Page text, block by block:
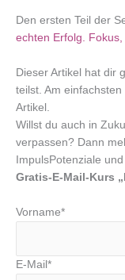
Den ersten Teil der
echten Erfolg.
Dieser Artikel hat dir
teilst. Am
Artikel.
Willst du auch in
verpassen? Dann
ImpulsPotenziale
Gratis-E-Mail-Kurs
Vorname*
E-Mail*